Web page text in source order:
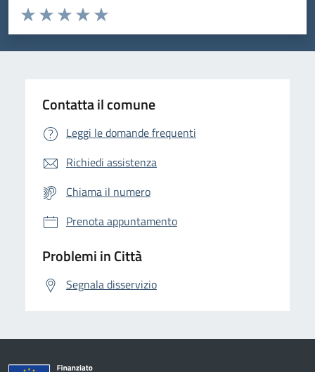
Domanda
Valuta da 1 a 5 stelle la pagina
Valuta 5 stelle su 5
Valuta 4 stelle su 5
Valuta 3 stelle su 5
Valuta 2 stelle su 5
Valuta 1 stelle su 5
Contatta il comune
Leggi le domande frequenti
Richiedi assistenza
Chiama il numero
Prenota appuntamento
Problemi in Città
Segnala disservizio